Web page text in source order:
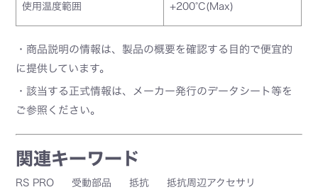
使用温度範囲 +200°C(Max)
・商品説明の情報は、製品の概要を確認する目的で便宜的
に提供しています。
・該当する正式情報は、メーカー発行のデータシート等を
ご参照ください。
関連キーワード
RS PRO 受動部品 抵抗 抵抗周辺アクセサリ